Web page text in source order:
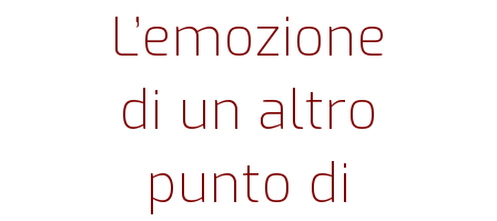
L’emozione
di un altro
punto di